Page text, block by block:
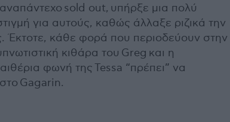
sold out, υπήρξε μια πολύ
για αυτούς, καθώς άλλαξε ριζικά την
Έκτοτε, κάθε φορά που περιοδεύουν στην
κιθάρα του Greg και η
φωνή της Tessa “πρέπει” να
Gagarin.